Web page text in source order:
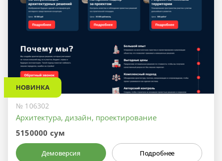
НОВИНКА
№ 106302
Архитектура, дизайн, проектирование
5150000 сум
Демоверсия Подробнее